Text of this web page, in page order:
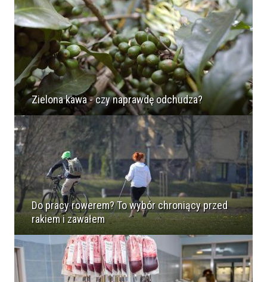
Zielona kawa - czy naprawdę odchudza?
Do pracy rowerem? To wybór chroniący przed
rakiem i zawałem